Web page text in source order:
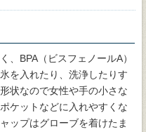
、BPA（ビスフェノールA）
を入れたり、洗浄したりす
状なので女性や手の小さな
ケットなどに入れやすくな
ップはグローブを着けたま